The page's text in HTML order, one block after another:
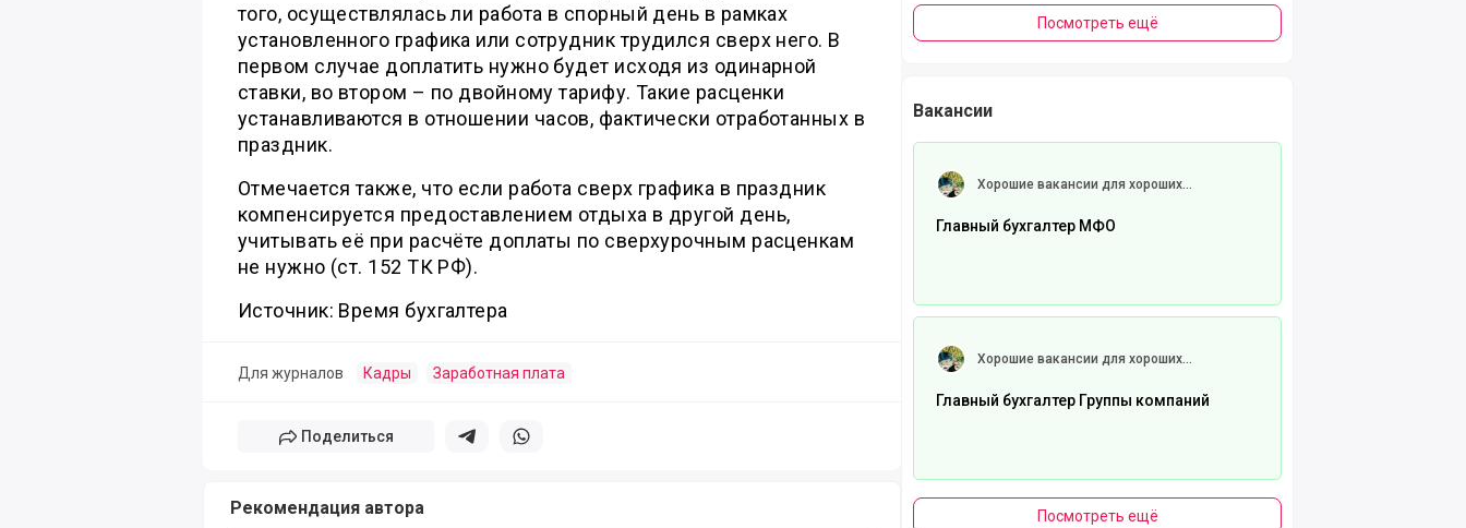
того, осуществлялась ли работа в спорный день в рамках
установленного графика или сотрудник трудился сверх него. В
первом случае доплатить нужно будет исходя из одинарной
ставки, во втором – по двойному тарифу. Такие расценки
устанавливаются в отношении часов, фактически отработанных в
праздник.
Отмечается также, что если работа сверх графика в праздник
компенсируется предоставлением отдыха в другой день,
учитывать её при расчёте доплаты по сверхурочным расценкам
не нужно (ст. 152 ТК РФ).
Источник: Время бухгалтера
Для журналов Кадры Заработная плата
Поделиться Поделиться в телеграм
Поделиться в whatsapp
Рекомендация автора
Посмотреть ещё
Вакансии
Хорошие вакансии для хороших
Главный бухгалтер МФО
Хорошие вакансии для хороших
Главный бухгалтер Группы компаний
Посмотреть ещё